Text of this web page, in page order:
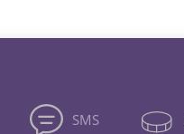
SMS